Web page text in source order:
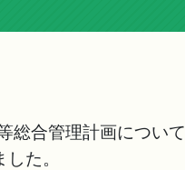
総合管理計画につい
た。